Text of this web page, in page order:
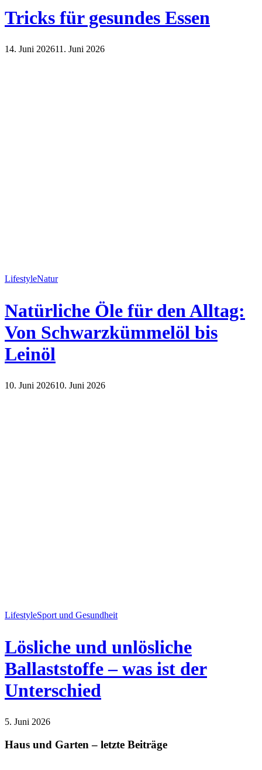
Tricks für gesundes Essen
14. Juni 202611. Juni 2026
LifestyleNatur
Natürliche Öle für den Alltag:
Von Schwarzkümmelöl bis
Leinöl
10. Juni 202610. Juni 2026
LifestyleSport und Gesundheit
Lösliche und unlösliche
Ballaststoffe – was ist der
Unterschied
5. Juni 2026
Haus und Garten – letzte Beiträge